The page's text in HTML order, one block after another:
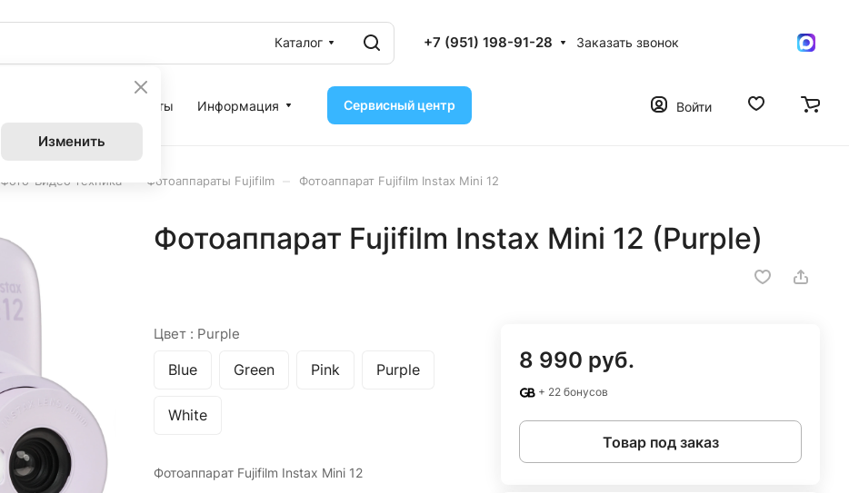
Изменить
Каталог +7 (951) 198-91-28 Заказать звонок
Контакты Информация Сервисный центр Войти
Фото-Видео техника Фотоаппараты Fujifilm Фотоаппарат Fujifilm Instax Mini 12
Фотоаппарат Fujifilm Instax Mini 12 (Purple)
Цвет : Purple
Blue Green Pink Purple
White
Фотоаппарат Fujifilm Instax Mini 12
8 990 руб.
+ 22 бонусов
Товар под заказ